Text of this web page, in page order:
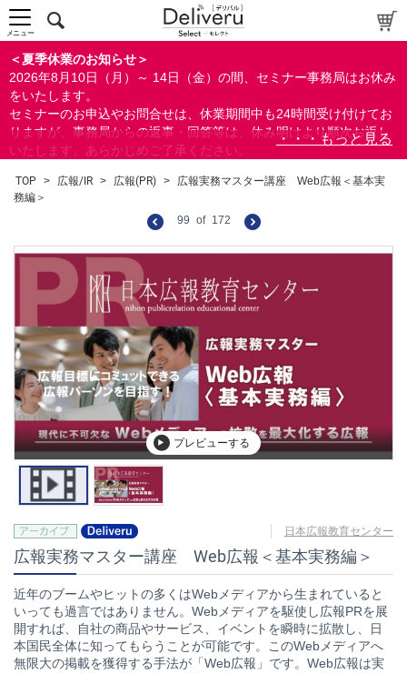
＜夏季休業のお知らせ＞
2026年8月10日（月）～ 14日（金）の間、セミナー事務局はお休み
をいたします。
セミナーのお申込やお問合せは、休業期間中も24時間受け付けてお
りますが、事務局からの返事・回答等は、休み明けより順次お返し
いたします。あらかじめご了承ください。
ができます。
メニュー
TOP > 広報/IR > 広報(PR) >
広報実務マスター講座 Web広報＜基本実
務編＞
99 of 172
プレビューする
日本広報教育センター
広報実務マスター講座 Web広報＜基本実務編＞
近年のブームやヒットの多くはWebメディアから生まれていると
いっても過言ではありません。Webメディアを駆使し広報PRを展
開すれば、自社の商品やサービス、イベントを瞬時に拡散し、日
本国民全体に知ってもらうことが可能です。このWebメディアへ
無限大の掲載を獲得する手法が「Web広報」です。Web広報は実